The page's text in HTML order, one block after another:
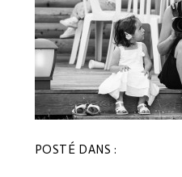
POSTÉ DANS :